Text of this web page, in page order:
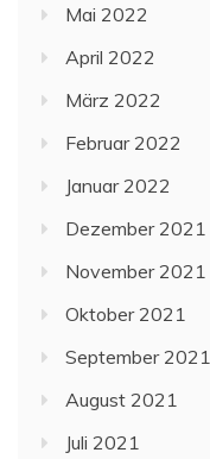
Mai 2022
April 2022
März 2022
Februar 2022
Januar 2022
Dezember 2021
November 2021
Oktober 2021
September 2021
August 2021
Juli 2021